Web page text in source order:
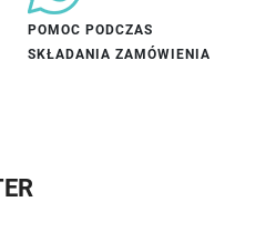
POMOC PODCZAS
SKŁADANIA ZAMÓWIENIA